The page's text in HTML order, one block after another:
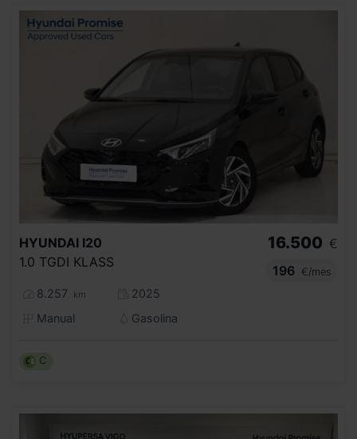
HYUNDAI I20
1.0 TGDI KLASS
8.257 km
2025
Manual
Gasolina
16.500 €
196
€/mes
C